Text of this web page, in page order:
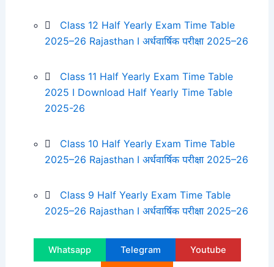
Class 12 Half Yearly Exam Time Table
2025–26 Rajasthan I अर्धवार्षिक परीक्षा 2025–26
Class 11 Half Yearly Exam Time Table
2025 I Download Half Yearly Time Table
2025-26
Class 10 Half Yearly Exam Time Table
2025–26 Rajasthan I अर्धवार्षिक परीक्षा 2025–26
Class 9 Half Yearly Exam Time Table
2025–26 Rajasthan I अर्धवार्षिक परीक्षा 2025–26
Whatsapp Telegram Youtube